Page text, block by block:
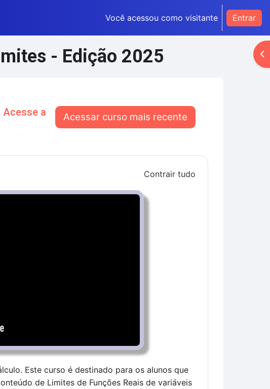
Você acessou como visitante Entrar
- Edição 2025
a
Acessar curso mais recente
Contrair tudo
Este curso é destinado para os alunos que
de Limites de Funções Reais de variáveis